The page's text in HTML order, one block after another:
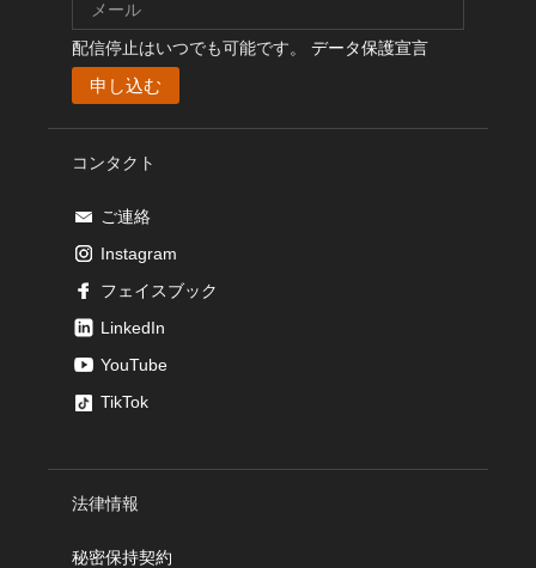
配信停止はいつでも可能です。 データ保護宣言
コンタクト
ご連絡
Instagram
フェイスブック
LinkedIn
YouTube
TikTok
法律情報
秘密保持契約